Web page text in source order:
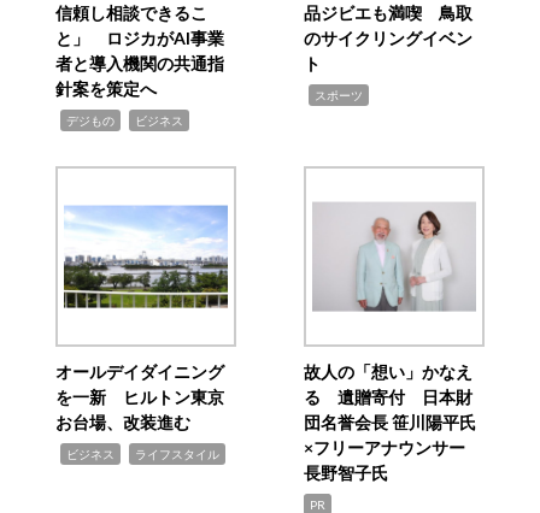
信頼し相談できるこ
と」 ロジカがAI事業
者と導入機関の共通指
針案を策定へ
デジもの ビジネス
品ジビエも満喫 鳥取
のサイクリングイベン
ト
スポーツ
オールデイダイニング
を一新 ヒルトン東京
お台場、改装進む
ビジネス ライフスタイル
故人の「想い」かなえ
る 遺贈寄付 日本財
団名誉会長 笹川陽平氏
×フリーアナウンサー
長野智子氏
PR